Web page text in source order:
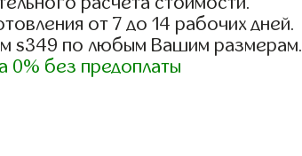
от 7 до 14 рабочих дней.
s349 по любым Вашим размерам.
0% без предоплаты